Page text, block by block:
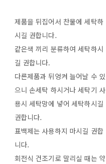
제품을 뒤집어서 찬물에 세탁하
시길 권합니다.
같은색 끼리 분류하여 세탁하시
길 권합니다.
다른제품과 뒤엉켜 늘어날 수 있
으니 손세탁 하시거나 세탁기 사
용시 세탁망에 넣어 세탁하시길
권합니다.
표백제는 사용하지 마시길 권합
니다.
회전식 건조기로 말리실 때는 약